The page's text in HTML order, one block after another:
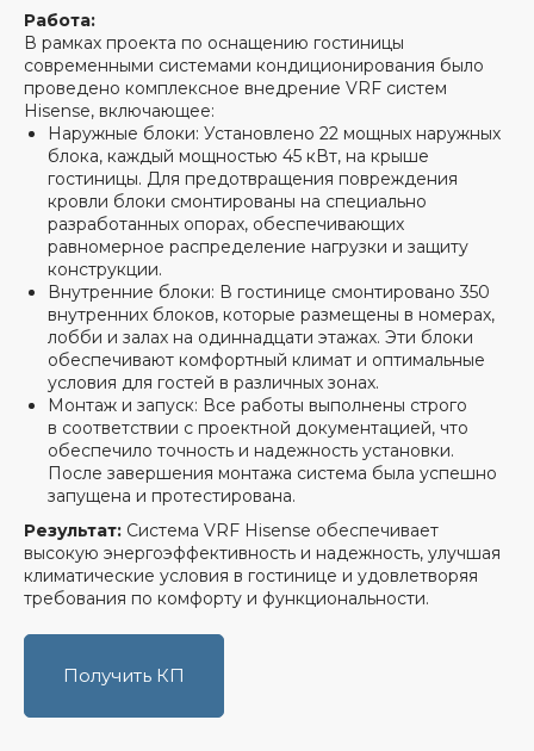
Работа:
В рамках проекта по оснащению гостиницы
современными системами кондиционирования было
проведено комплексное внедрение VRF систем
Hisense, включающее:
Наружные блоки: Установлено 22 мощных наружных
блока, каждый мощностью 45 кВт, на крыше
гостиницы. Для предотвращения повреждения
кровли блоки смонтированы на специально
разработанных опорах, обеспечивающих
равномерное распределение нагрузки и защиту
конструкции.
Внутренние блоки: В гостинице смонтировано 350
внутренних блоков, которые размещены в номерах,
лобби и залах на одиннадцати этажах. Эти блоки
обеспечивают комфортный климат и оптимальные
условия для гостей в различных зонах.
Монтаж и запуск: Все работы выполнены строго
в соответствии с проектной документацией, что
обеспечило точность и надежность установки.
После завершения монтажа система была успешно
запущена и протестирована.
Результат: Система VRF Hisense обеспечивает
высокую энергоэффективность и надежность, улучшая
климатические условия в гостинице и удовлетворяя
требования по комфорту и функциональности.
Получить КП
и надёжный партнёр
С 2018 года работаем под одним